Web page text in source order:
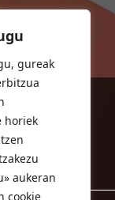
gureak
horiek
aukeran
cookie